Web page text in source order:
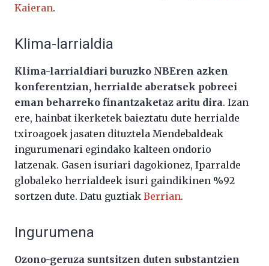
Kaieran.
Klima-larrialdia
Klima-larrialdiari buruzko NBEren azken
konferentzian, herrialde aberatsek pobreei
eman beharreko finantzaketaz aritu dira. Izan
ere, hainbat ikerketek baieztatu dute herrialde
txiroagoek jasaten dituztela Mendebaldeak
ingurumenari egindako kalteen ondorio
latzenak. Gasen isuriari dagokionez, Iparralde
globaleko herrialdeek isuri gaindikinen %92
sortzen dute. Datu guztiak Berrian.
Ingurumena
Ozono-geruza suntsitzen duten substantzien